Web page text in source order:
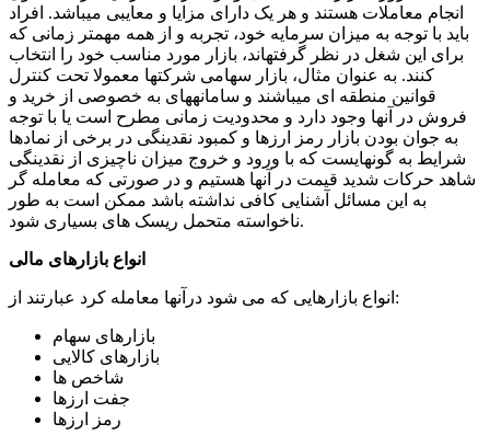
انجام معاملات هستند و هر یک دارای مزایا و معایبی می­باشد. افراد
باید با توجه به میزان سرمایه خود، تجربه و از همه مهمتر زمانی که
برای این شغل در نظر گرفته­اند، بازار مورد مناسب خود را انتخاب
کنند. به عنوان مثال، بازار سهامی شرکتها معمولا تحت کنترل
قوانین منطقه ای می­باشند و سامانه­های به خصوصی از خرید و
فروش در آنها وجود دارد و محدودیت زمانی مطرح است یا با توجه
به جوان بودن بازار رمز ارزها و کمبود نقدینگی در برخی از نمادها
شرایط به گونه­ایست که با ورود و خروج میزان ناچیزی از نقدینگی
شاهد حرکات شدید قیمت در آنها هستیم و در صورتی که معامله گر
به این مسائل آشنایی کافی نداشته باشد ممکن است به طور
ناخواسته متحمل ریسک های بسیاری شود.
انواع بازارهای مالی
انواع بازارهایی که می شود درآنها معامله کرد عبارتند از:
بازارهای سهام
بازارهای کالایی
شاخص ها
جفت ارزها
رمز ارزها